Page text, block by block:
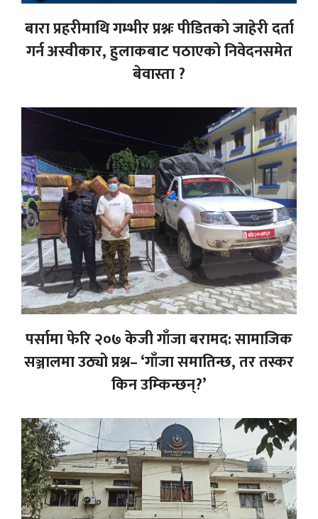
बारा प्रहरीमाथि गम्भीर प्रश्नः पीडितको जाहेरी दर्ता
गर्न अस्वीकार, हुलाकबाट पठाएको निवेदनसमेत
बेवास्ता ?
पर्सामा फेरि २०७ केजी गाँजा बरामद: सामाजिक
सञ्जालमा उठ्यो प्रश्न– ‘गाँजा समातिन्छ, तर तस्कर
किन उम्किन्छन्?’